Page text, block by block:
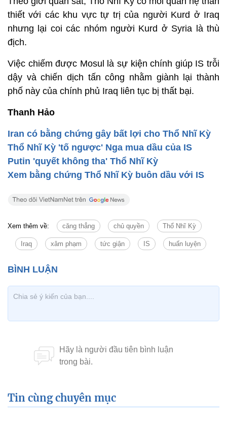
thiết với các khu vực tự trị của người Kurd ở Iraq
nhưng lại coi các nhóm người Kurd ở Syria là thù
địch.
Việc chiếm được Mosul là sự kiện chính giúp IS trỗi
dậy và chiến dịch tấn công nhằm giành lại thành
phố này của chính phủ Iraq liên tục bị thất bại.
Thanh Hảo
Iran có bằng chứng gây bất lợi cho Thổ Nhĩ Kỳ
Thổ Nhĩ Kỳ 'tố ngược' Nga mua dầu của IS
Putin 'quyết không tha' Thổ Nhĩ Kỳ
Xem bằng chứng Thổ Nhĩ Kỳ buôn dầu với IS
Xem thêm về: căng thẳng chủ quyền Thổ Nhĩ Kỳ
Iraq xâm phạm tức giận IS huấn luyện
Tin cùng chuyên mục